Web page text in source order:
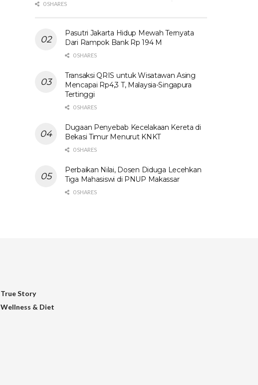
0 SHARES
Pasutri Jakarta Hidup Mewah Ternyata
Dari Rampok Bank Rp 194 M
0 SHARES
Transaksi QRIS untuk Wisatawan Asing
Mencapai Rp4,3 T, Malaysia-Singapura
Tertinggi
0 SHARES
Dugaan Penyebab Kecelakaan Kereta di
Bekasi Timur Menurut KNKT
0 SHARES
Perbaikan Nilai, Dosen Diduga Lecehkan
Tiga Mahasiswi di PNUP Makassar
0 SHARES
True Story
Wellness & Diet